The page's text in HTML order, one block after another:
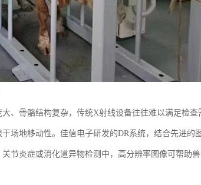
、骨骼结构复杂，传统X射线设备往往难以满足检
场地移动性。佳信电子研发的DR系统，结合先进的
节炎症或消化道异物检测中，高分辨率图像可帮助